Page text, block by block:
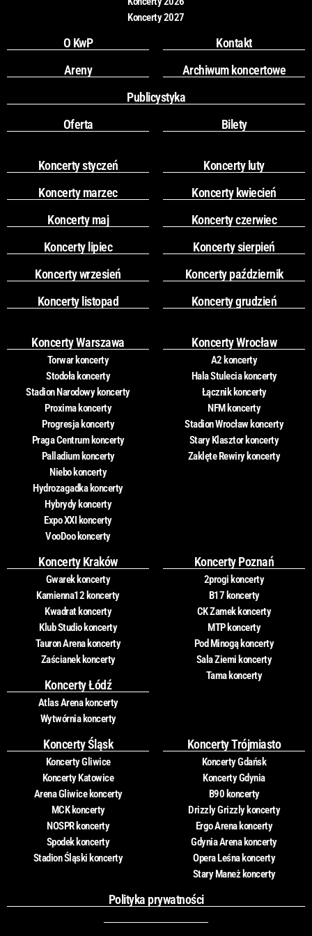
Koncerty 2027
O KwP
Kontakt
Areny
Archiwum koncertowe
Publicystyka
Oferta
Bilety
Koncerty styczeń
Koncerty luty
Koncerty marzec
Koncerty kwiecień
Koncerty maj
Koncerty czerwiec
Koncerty lipiec
Koncerty sierpień
Koncerty wrzesień
Koncerty październik
Koncerty listopad
Koncerty grudzień
Koncerty Warszawa
Torwar koncerty
Stodoła koncerty
Stadion Narodowy koncerty
Proxima koncerty
Progresja koncerty
Praga Centrum koncerty
Palladium koncerty
Niebo koncerty
Hydrozagadka koncerty
Hybrydy koncerty
Expo XXI koncerty
VooDoo koncerty
Koncerty Wrocław
A2 koncerty
Hala Stulecia koncerty
Łącznik koncerty
NFM koncerty
Stadion Wrocław koncerty
Stary Klasztor koncerty
Zaklęte Rewiry koncerty
Koncerty Kraków
Gwarek koncerty
Kamienna12 koncerty
Kwadrat koncerty
Klub Studio koncerty
Tauron Arena koncerty
Zaścianek koncerty
Koncerty Łódź
Atlas Arena koncerty
Wytwórnia koncerty
Koncerty Poznań
2progi koncerty
B17 koncerty
CK Zamek koncerty
MTP koncerty
Pod Minogą koncerty
Sala Ziemi koncerty
Tama koncerty
Koncerty Śląsk
Koncerty Gliwice
Koncerty Katowice
Arena Gliwice koncerty
MCK koncerty
NOSPR koncerty
Spodek koncerty
Stadion Śląski koncerty
Koncerty Trójmiasto
Koncerty Gdańsk
Koncerty Gdynia
B90 koncerty
Drizzly Grizzly koncerty
Ergo Arena koncerty
Gdynia Arena koncerty
Opera Leśna koncerty
Stary Maneż koncerty
Polityka prywatności